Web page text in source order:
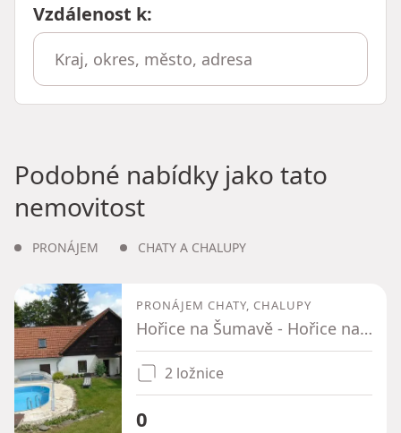
Vzdálenost k:
Podobné nabídky jako tato
nemovitost
PRONÁJEM CHATY A CHALUPY
PRONÁJEM CHATY, CHALUPY
Hořice na Šumavě - Hořice na Šumavě, Jihočeský kraj
2 ložnice
0